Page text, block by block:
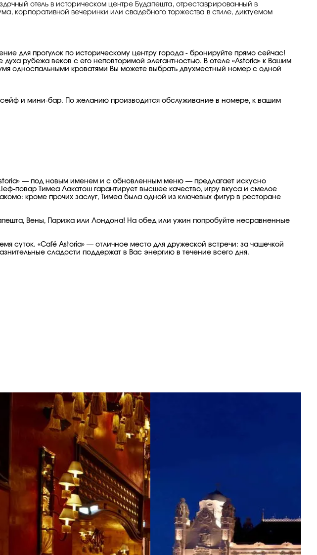
отель в историческом центре Будапешта, отреставрированный в
корпоративной вечеринки или свадебного торжества в стиле, диктуемом
для прогулок по историческому центру города - бронируйте прямо сейчас!
рубежа веков с его неповторимой элегантностью. В отеле «Astoria» к Вашим
односпальными кроватями Вы можете выбрать двухместный номер с одной
сейф и мини-бар. По желанию производится обслуживание в номере, к вашим
— под новым именем и с обновленным меню — предлагает искусно
повар Тимеа Лакатош гарантирует высшее качество, игру вкуса и смелое
кроме прочих заслуг, Тимеа была одной из ключевых фигур в ресторане
Вены, Парижа или Лондона! На обед или ужин попробуйте несравненные
суток. «Café Astoria» — отличное место для дружеской встречи: за чашечкой
сладости поддержат в Вас энергию в течение всего дня.